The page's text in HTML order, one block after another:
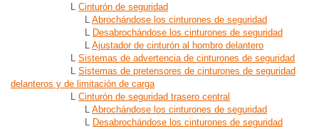
L Cinturón de seguridad
L Abrochándose los cinturones de seguridad
L Desabrochándose los cinturones de seguridad
L Ajustador de cinturón al hombro delantero
L Sistemas de advertencia de cinturones de seguridad
L Sistemas de pretensores de cinturones de seguridad
delanteros y de limitación de carga
L Cinturón de seguridad trasero central
L Abrochándose los cinturones de seguridad
L Desabrochándose los cinturones de seguridad